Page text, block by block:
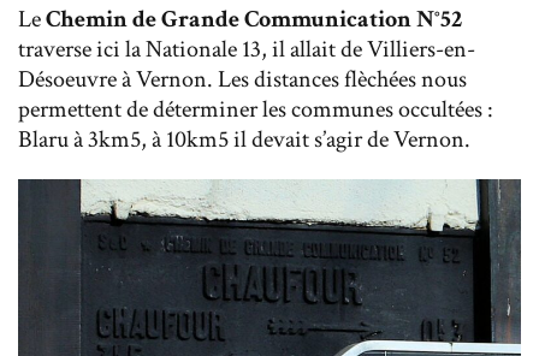
LeChemin de Grande Communication N°52
traverse ici la Nationale 13, il allait de Villiers-en-
Désoeuvre à Vernon. Les distances flèchées nous
permettent de déterminer les communes occultées :
Blaru à 3km5, à 10km5 il devait s’agir de Vernon.